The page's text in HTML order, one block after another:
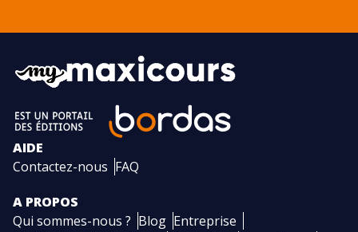
AIDE
Contactez-nous FAQ
A PROPOS
Qui sommes-nous ? Blog Entreprise